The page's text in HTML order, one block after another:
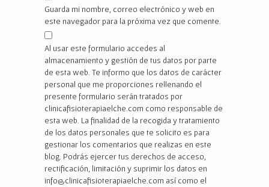
Guarda mi nombre, correo electrónico y web en
este navegador para la próxima vez que comente.
Al usar este formulario accedes al
almacenamiento y gestión de tus datos por parte
de esta web. Te informo que los datos de carácter
personal que me proporciones rellenando el
presente formulario serán tratados por
clinicafisioterapiaelche.com como responsable de
esta web. La finalidad de la recogida y tratamiento
de los datos personales que te solicito es para
gestionar los comentarios que realizas en este
blog. Podrás ejercer tus derechos de acceso,
rectificación, limitación y suprimir los datos en
info@clinicafisioterapiaelche.com así como el